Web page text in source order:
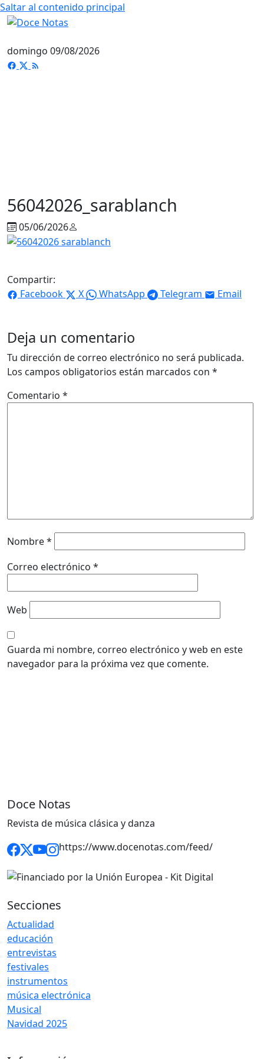
Saltar al contenido principal
domingo 09/08/2026
56042026_sarablanch
05/06/2026
Compartir:
Facebook
X WhatsApp Telegram Email
Deja un comentario
Tu dirección de correo electrónico no será publicada.
Los campos obligatorios están marcados con *
Comentario *
Nombre*
Correo electrónico *
Web
Guarda mi nombre, correo electrónico y web en este
navegador para la próxima vez que comente.
Doce Notas
Revista de música clásica y danza
https://www.docenotas.com/feed/
Secciones
Actualidad
educación
entrevistas
festivales
instrumentos
música electrónica
Musical
Navidad 2025